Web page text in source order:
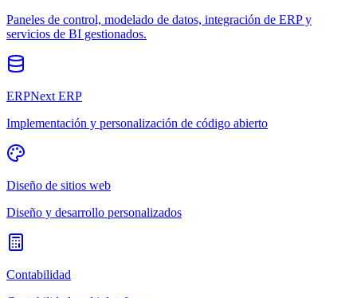
Paneles de control, modelado de datos, integración de ERP y
servicios de BI gestionados.
ERPNext ERP
Implementación y personalización de código abierto
Diseño de sitios web
Diseño y desarrollo personalizados
Contabilidad